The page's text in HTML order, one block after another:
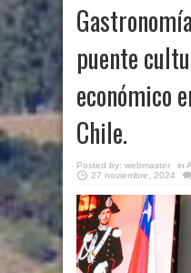
puente
económico
Chile.
Posted by: webmaster in
27 noviembre, 2024